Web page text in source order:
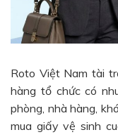
Roto Việt Nam tài
hàng tổ chức có
phòng, nhà hàng,
mua giấy vệ sinh